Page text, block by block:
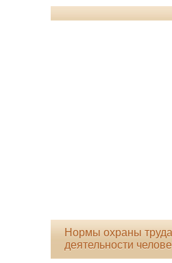
Нормы охраны
деятельности